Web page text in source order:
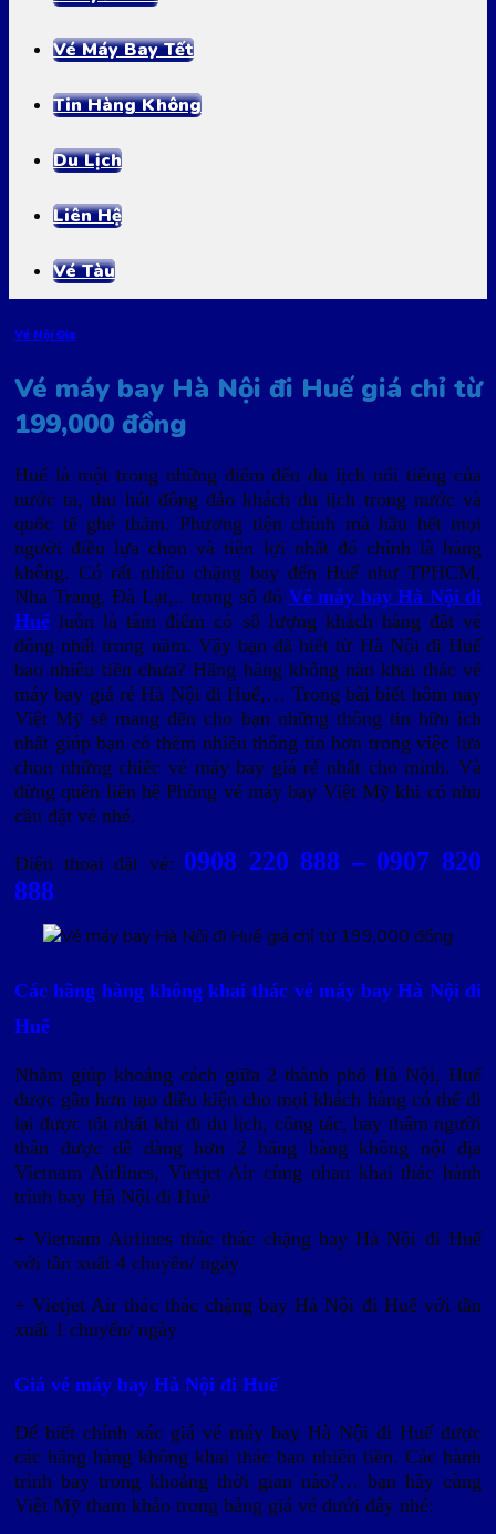
Vé Máy Bay Tết
Tin Hàng Không
Du Lịch
Liên Hệ
Vé Tàu
Vé Nội Địa
Vé máy bay Hà Nội đi Huế giá chỉ từ
199,000 đồng
Huế là một trong những điểm đến du lịch nổi tiếng của
nước ta, thu hút đông đảo khách du lịch trong nước và
quốc tế ghé thăm. Phương tiện chính mà hầu hết mọi
người điều lựa chọn và tiện lợi nhất đó chính là hàng
không. Có rất nhiều chặng bay đến Huế như TPHCM,
Nha Trang, Đà Lạt,.. trong số đó Vé máy bay Hà Nội đi
Huếluôn là tâm điểm có số lượng khách hàng đặt vé
đông nhất trong năm. Vậy bạn đã biết từ Hà Nội đi Huế
bao nhiêu tiền chưa? Hãng hàng không nào khai thác vé
máy bay giá rẻ Hà Nội đi Huế,… Trong bài biết hôm nay
Việt Mỹ sẽ mang đến cho bạn những thông tin hữu ích
nhất giúp bạn có thêm nhiều thông tin hơn trong việc lựa
chọn những chiếc vé máy bay giá rẻ nhất cho mình. Và
đừng quên liên hệ Phòng vé máy bay Việt Mỹ khi có nhu
cầu đặt vé nhé.
Điện thoại đặt vé: 0908 220 888 – 0907 820
888
Các hãng hàng không khai thác vé máy bay Hà Nội đi
Huế
Nhằm giúp khoảng cách giữa 2 thành phố Hà Nội, Huế
được gần hơn tạo điều kiện cho mọi khách hàng có thể đi
lại được tốt nhất khi đi du lịch, công tác, hay thâm người
thân được dễ dàng hơn 2 hãng hàng không nội địa
Vietnam Airlines, Vietjet Air cùng nhau khai thác hành
trình bay Hà Nội đi Huê
+ Vietnam Airlines thác thác chặng bay Hà Nội đi Huế
với tần xuất 4 chuyến/ ngày
+ Vietjet Air thác thác chặng bay Hà Nội đi Huế với tần
xuất 1 chuyến/ ngày
Giá vé máy bay Hà Nội đi Huế
Để biết chính xác giá vé máy bay Hà Nội đi Huế được
các hãng hàng không khai thác bao nhiêu tiền. Các hành
trình bay trong khoảng thời gian nào?… bạn hãy cùng
Việt Mỹ tham khảo trong bảng giá vé dưới đây nhé: